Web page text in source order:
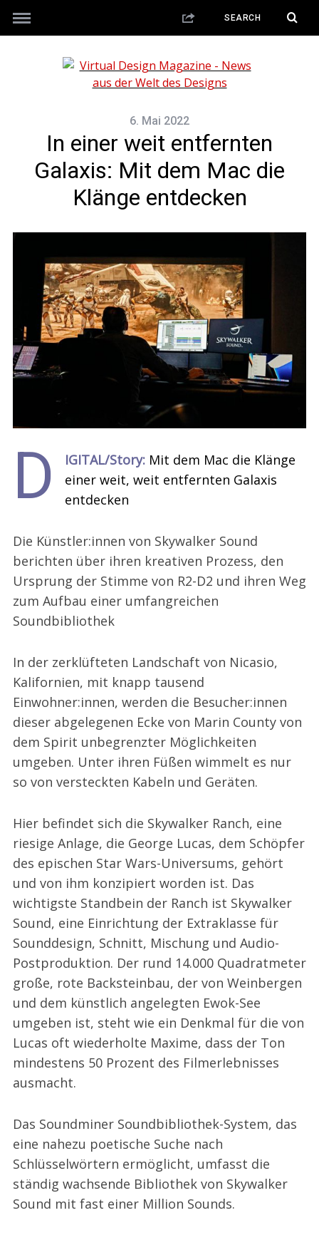
6. Mai 2022
In einer weit entfernten
Galaxis: Mit dem Mac die
Klänge entdecken
D IGITAL/Story:Mit dem Mac die Klänge
einer weit, weit entfernten Galaxis
entdecken
Die Künstler:innen von Skywalker Sound
berichten über ihren kreativen Prozess, den
Ursprung der Stimme von R2-D2 und ihren Weg
zum Aufbau einer umfangreichen
Soundbibliothek
In der zerklüfteten Landschaft von Nicasio,
Kalifornien, mit knapp tausend
Einwohner:innen, werden die Besucher:innen
dieser abgelegenen Ecke von Marin County von
dem Spirit unbegrenzter Möglichkeiten
umgeben. Unter ihren Füßen wimmelt es nur
so von versteckten Kabeln und Geräten.
Hier befindet sich die Skywalker Ranch, eine
riesige Anlage, die George Lucas, dem Schöpfer
des epischen Star Wars-Universums, gehört
und von ihm konzipiert worden ist. Das
wichtigste Standbein der Ranch ist Skywalker
Sound, eine Einrichtung der Extraklasse für
Sounddesign, Schnitt, Mischung und Audio-
Postproduktion. Der rund 14.000 Quadratmeter
große, rote Backsteinbau, der von Weinbergen
und dem künstlich angelegten Ewok-See
umgeben ist, steht wie ein Denkmal für die von
Lucas oft wiederholte Maxime, dass der Ton
mindestens 50 Prozent des Filmerlebnisses
ausmacht.
Das Soundminer Soundbibliothek-System, das
eine nahezu poetische Suche nach
Schlüsselwörtern ermöglicht, umfasst die
ständig wachsende Bibliothek von Skywalker
Sound mit fast einer Million Sounds.